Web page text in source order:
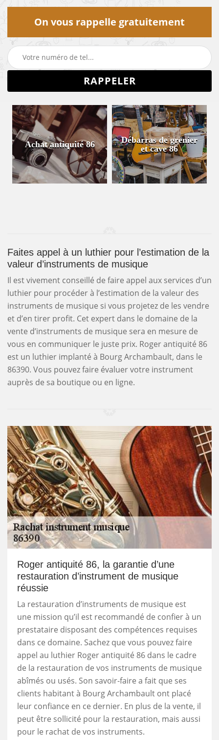
On vous rappelle gratuitement
Achat antiquité 86
Débarras de grenier
et cave 86
Faites appel à un luthier pour l’estimation de la
valeur d’instruments de musique
Il est vivement conseillé de faire appel aux services d’un
luthier pour procéder à l’estimation de la valeur des
instruments de musique si vous projetez de les vendre
et d’en tirer profit. Cet expert dans le domaine de la
vente d’instruments de musique sera en mesure de
vous en communiquer le juste prix. Roger antiquité 86
est un luthier implanté à Bourg Archambault, dans le
86390. Vous pouvez faire évaluer votre instrument
auprès de sa boutique ou en ligne.
Roger antiquité 86, la garantie d’une
restauration d’instrument de musique
réussie
La restauration d’instruments de musique est
une mission qu’il est recommandé de confier à un
prestataire disposant des compétences requises
dans ce domaine. Sachez que vous pouvez faire
appel au luthier Roger antiquité 86 dans le cadre
de la restauration de vos instruments de musique
abîmés ou usés. Son savoir-faire a fait que ses
clients habitant à Bourg Archambault ont placé
leur confiance en ce dernier. En plus de la vente, il
peut être sollicité pour la restauration, mais aussi
pour le rachat de vos instruments.